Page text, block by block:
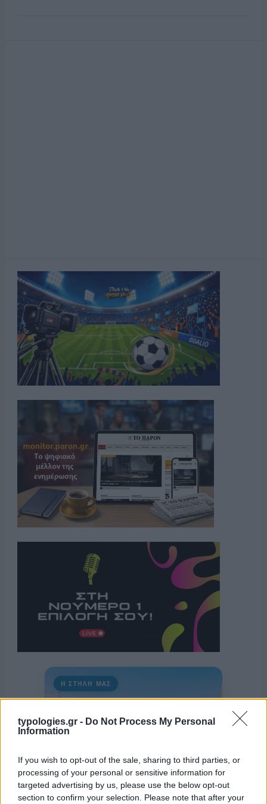
typologies.gr - Do Not Process My Personal
Information
If you wish to opt-out of the sale, sharing to third parties, or
processing of your personal or sensitive information for
targeted advertising by us, please use the below opt-out
section to confirm your selection. Please note that after your
Η ΣΤΗΛΗ ΜΑΣ